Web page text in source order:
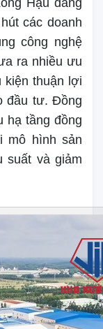
các doanh
công nghệ
ra nhiều ưu
kiện thuận lợi
đầu tư. Đồng
hạ tầng đồng
mô hình sản
suất và giảm